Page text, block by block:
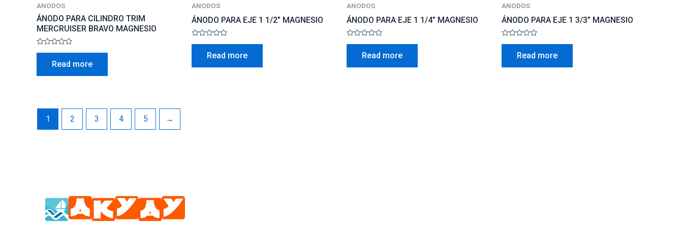
ANODOS
ÁNODO PARA CILINDRO TRIM
MERCRUISER BRAVO MAGNESIO
Rated
5
Read more
ANODOS
ÁNODO PARA EJE 1 1/2” MAGNESIO
Rated
5
Read more
ANODOS
ÁNODO PARA EJE 1 1/4” MAGNESIO
Rated
5
Read more
ANODOS
ÁNODO PARA EJE 1 3/3” MAGNESIO
Rated
5
Read more
1 2 3 4 5 →